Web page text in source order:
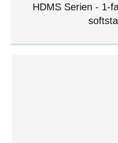
HDMS Serien - 1-